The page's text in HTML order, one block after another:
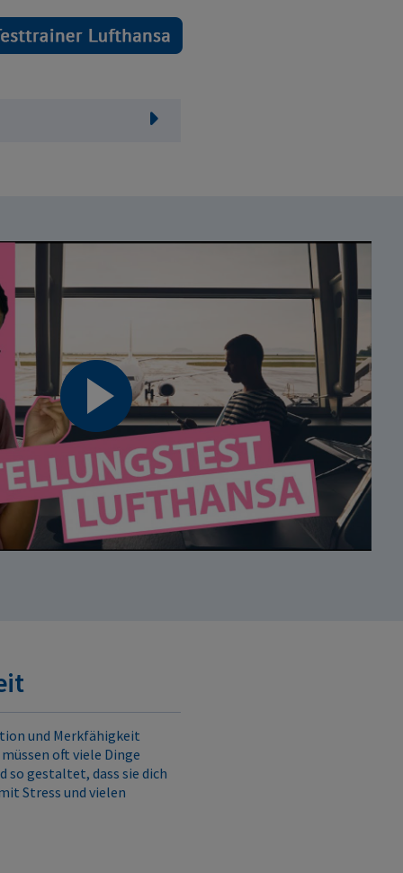
und Merkfähigkeit
oft viele Dinge
so gestaltet, dass sie dich
Stress und vielen